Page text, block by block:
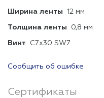
Ширина ленты 12 мм
Толщина ленты 0,8 мм
Винт C7x30 SW7
Сообщить об ошибке
Сертификаты